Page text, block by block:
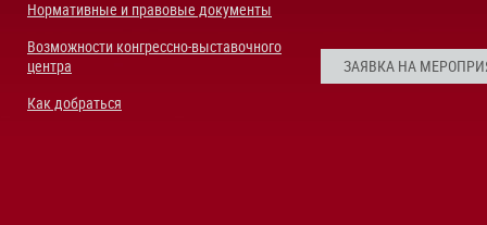
Нормативные и правовые документы
Возможности конгрессно-выставочного
центра
Как добраться
ЗАЯВКА НА